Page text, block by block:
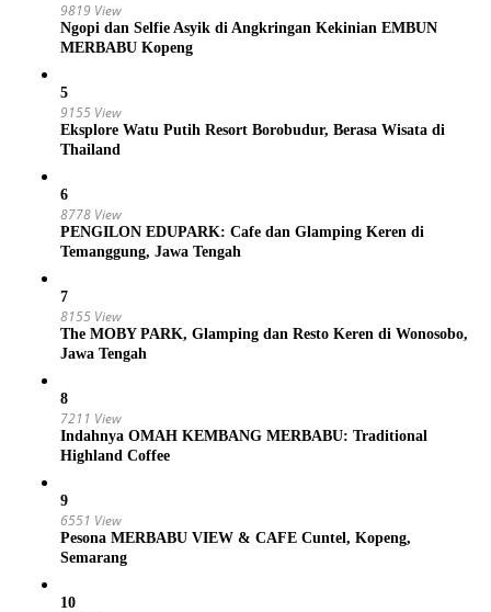
9819 View
Ngopi dan Selfie Asyik di Angkringan Kekinian EMBUN
MERBABU Kopeng
5
9155 View
Eksplore Watu Putih Resort Borobudur, Berasa Wisata di
Thailand
6
8778 View
PENGILON EDUPARK: Cafe dan Glamping Keren di
Temanggung, Jawa Tengah
7
8155 View
The MOBY PARK, Glamping dan Resto Keren di Wonosobo,
Jawa Tengah
8
7211 View
Indahnya OMAH KEMBANG MERBABU: Traditional
Highland Coffee
9
6551 View
Pesona MERBABU VIEW & CAFE Cuntel, Kopeng,
Semarang
10